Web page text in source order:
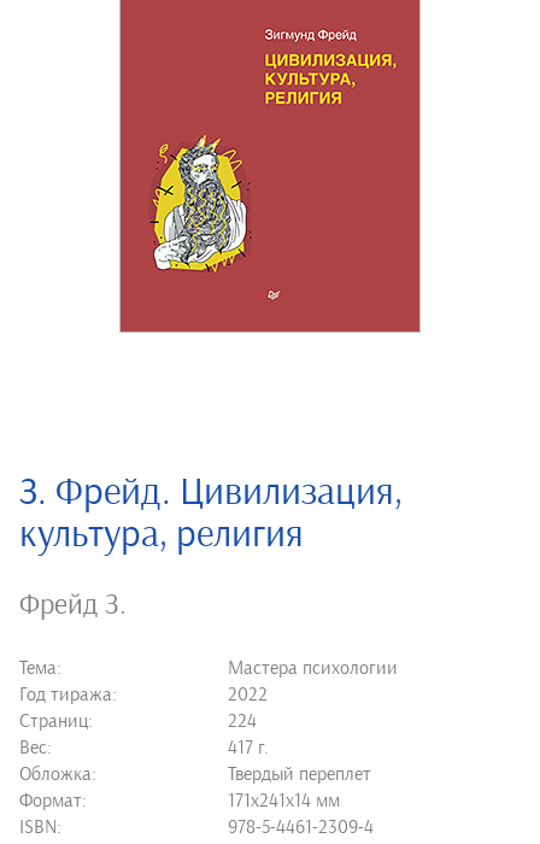
З. Фрейд. Цивилизация,
культура, религия
Фрейд З.
Тема:
Мастера психологии
Год тиража:
2022
Страниц:
224
Вес:
417 г.
Обложка:
Твердый переплет
Формат:
171х241х14 мм
ISBN:
978-5-4461-2309-4